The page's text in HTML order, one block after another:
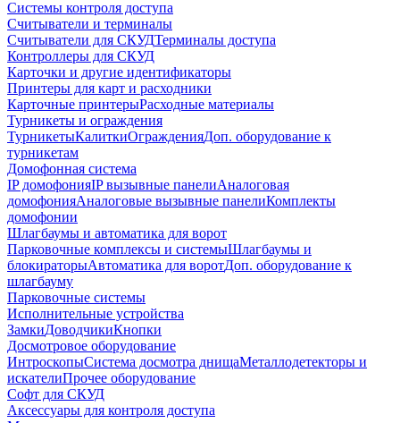
Системы контроля доступа
Считыватели и терминалы
Считыватели для СКУДТерминалы доступа
Контроллеры для СКУД
Карточки и другие идентификаторы
Принтеры для карт и расходники
Карточные принтерыРасходные материалы
Турникеты и ограждения
ТурникетыКалиткиОгражденияДоп. оборудование к
турникетам
Домофонная система
IP домофонияIP вызывные панелиАналоговая
домофонияАналоговые вызывные панелиКомплекты
домофонии
Шлагбаумы и автоматика для ворот
Парковочные комплексы и системыШлагбаумы и
блокираторыАвтоматика для воротДоп. оборудование к
шлагбауму
Парковочные системы
Исполнительные устройства
ЗамкиДоводчикиКнопки
Досмотровое оборудование
ИнтроскопыСистема досмотра днищаМеталлодетекторы и
искателиПрочее оборудование
Софт для СКУД
Аксессуары для контроля доступа